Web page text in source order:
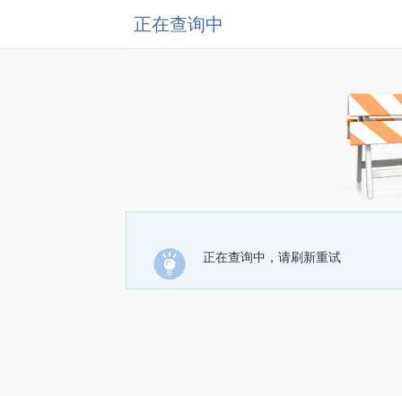
正在查询中
正在查询中，请刷新重试